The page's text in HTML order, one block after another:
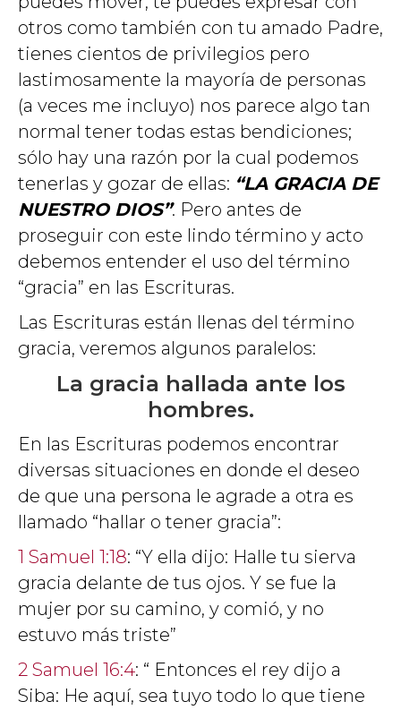
otros como también con tu amado Padre,
tienes cientos de privilegios pero
lastimosamente la mayoría de personas
(a veces me incluyo) nos parece algo tan
normal tener todas estas bendiciones;
sólo hay una razón por la cual podemos
tenerlas y gozar de ellas: “LA GRACIA DE
NUESTRO DIOS”. Pero antes de
proseguir con este lindo término y acto
debemos entender el uso del término
“gracia” en las Escrituras.
Las Escrituras están llenas del término
gracia, veremos algunos paralelos:
La gracia hallada ante los
hombres.
En las Escrituras podemos encontrar
diversas situaciones en donde el deseo
de que una persona le agrade a otra es
llamado “hallar o tener gracia”:
1 Samuel 1:18: “Y ella dijo: Halle tu sierva
gracia delante de tus ojos. Y se fue la
mujer por su camino, y comió, y no
estuvo más triste”
2 Samuel 16:4: “ Entonces el rey dijo a
Siba: He aquí, sea tuyo todo lo que tiene